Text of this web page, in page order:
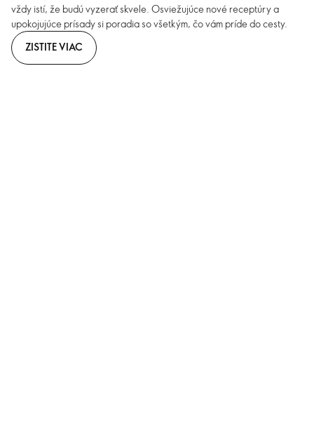
vždy istí, že budú vyzerať skvele. Osviežujúce nové receptúry a
upokojujúce prísady si poradia so všetkým, čo vám príde do cesty.
ZISTITE VIAC